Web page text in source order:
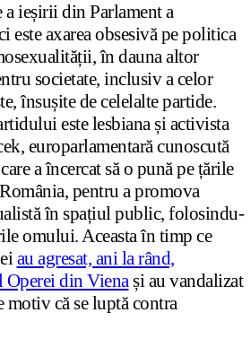
ieșirii din Parlament a
este axarea obsesivă pe politica
în dauna altor
societate, inclusiv a celor
însușite de celelalte partide.
este lesbiana și activista
europarlamentară cunoscută
a încercat să o pună pe țările
pentru a promova
în spațiul public, folosindu-
omului. Aceasta în timp ce
au agresat, ani la rând,
din Vienași au vandalizat
motiv că se luptă contra